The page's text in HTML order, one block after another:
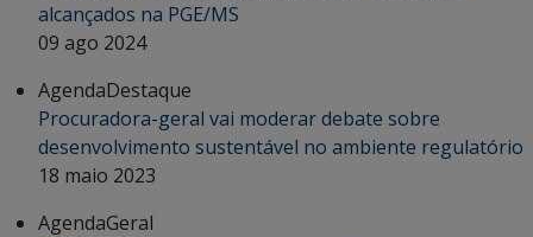
alcançados na PGE/MS
09 ago 2024
AgendaDestaque
Procuradora-geral vai moderar debate sobre
desenvolvimento sustentável no ambiente regulatório
18 maio 2023
AgendaGeral